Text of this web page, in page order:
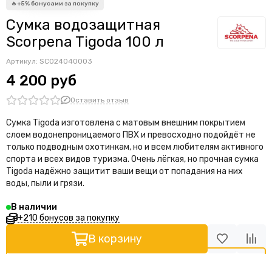
Сумка водозащитная
Scorpena Tigoda 100 л
Артикул: SCO24040003
4 200 руб
Оставить отзыв
Сумка Tigoda изготовлена с матовым внешним покрытием
слоем водонепроницаемого ПВХ и превосходно подойдёт не
только подводным охотинкам, но и всем любителям активного
спорта и всех видов туризма. Очень лёгкая, но прочная сумка
Tigoda надёжно защитит ваши вещи от попадания на них
воды, пыли и грязи.
В наличии
+210 бонусов за покупку
В корзину